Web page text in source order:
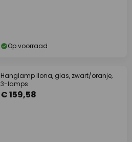
Op voorraad
Hanglamp Ilona, glas, zwart/oranje,
3-lamps
€ 159,58